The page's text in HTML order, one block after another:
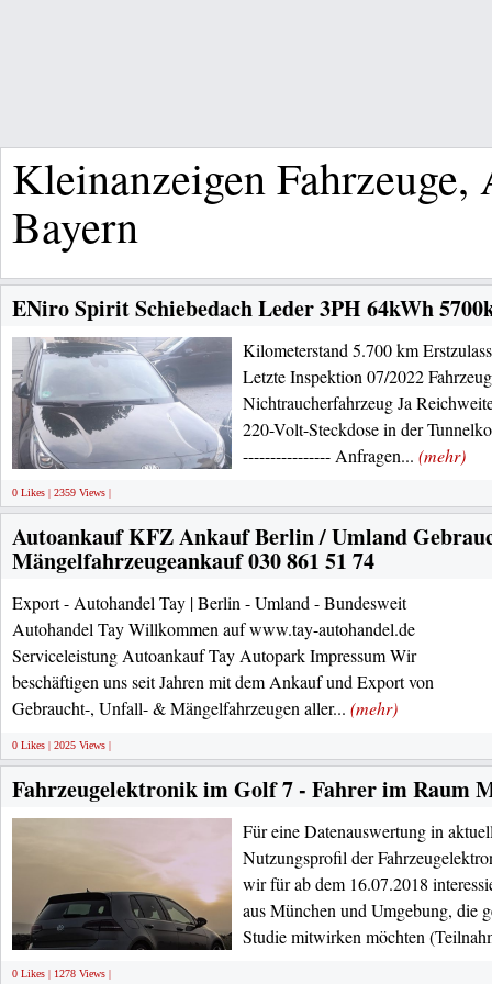
Kleinanzeigen Fahrzeuge,
Bayern
ENiro Spirit Schiebedach Leder 3PH 64kWh
Kilometerstand 5.700 km
Letzte Inspektion 07/2022
Nichtraucherfahrzeug Ja
220-Volt-Steckdose in der
---------------- Anfragen... (mehr)
0 Likes | 2359 Views |
Autoankauf KFZ Ankauf Berlin / Umland
Mängelfahrzeugeankauf 030 861 51 74
Export - Autohandel Tay | Berlin - Umland - Bundesweit
Autohandel Tay Willkommen auf www.tay-autohandel.de
Serviceleistung Autoankauf Tay Autopark Impressum Wir
beschäftigen uns seit Jahren mit dem Ankauf und Export von
Gebraucht-, Unfall- & Mängelfahrzeugen aller... (mehr)
0 Likes | 2025 Views |
Fahrzeugelektronik im Golf 7 - Fahrer im Raum
Für eine Datenauswertung in
Nutzungsprofil der
wir für ab dem 16.07.2018
aus München und Umgebung, die
Studie mitwirken möchten
0 Likes | 1278 Views |